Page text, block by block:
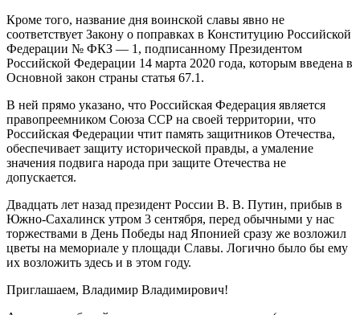
Кроме того, название дня воинской славы явно не
соответствует Закону о поправках в Конституцию Российской
Федерации № ФКЗ — 1, подписанному Президентом
Российской Федерации 14 марта 2020 года, которым введена в
Основной закон страны статья 67.1.
В ней прямо указано, что Российская Федерация является
правопреемником Союза ССР на своей территории, что
Российская Федерации чтит память защитников Отечества,
обеспечивает защиту исторической правды, а умаление
значения подвига народа при защите Отечества не
допускается.
Двадцать лет назад президент России В. В. Путин, прибыв в
Южно-Сахалинск утром 3 сентября, перед обычными у нас
торжествами в День Победы над Японией сразу же возложил
цветы на мемориале у площади Славы. Логично было бы ему
их возложить здесь и в этом году.
Приглашаем, Владимир Владимирович!